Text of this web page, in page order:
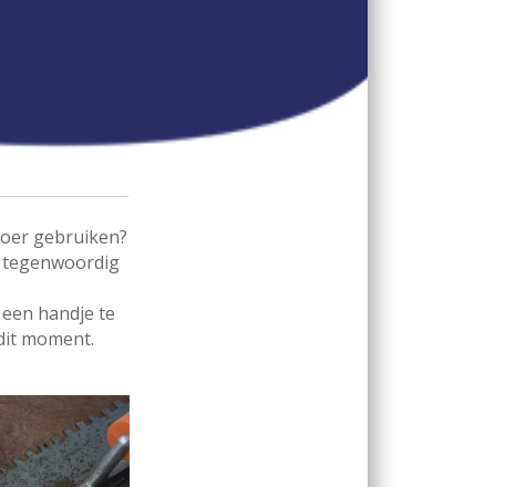
gebruiken?
tegenwoordig
handje te
moment.